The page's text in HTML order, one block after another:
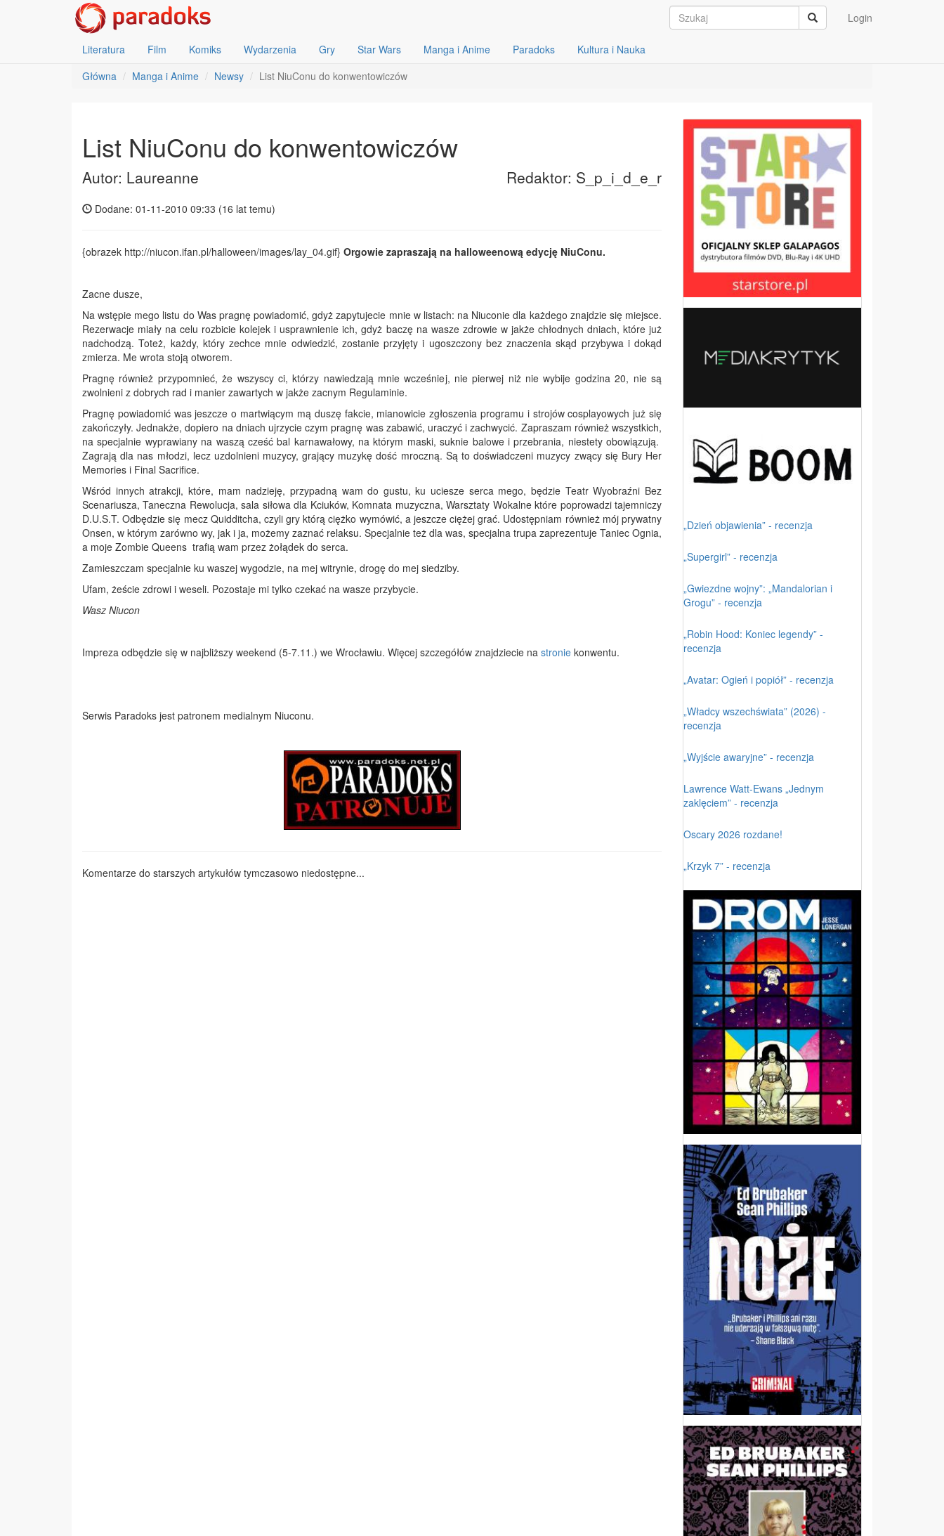
Login
Literatura Film Komiks Wydarzenia Gry Star Wars Manga i Anime Paradoks
Kultura i Nauka
Główna
Manga i Anime Newsy List NiuConu do konwentowiczów
List NiuConu do konwentowiczów
Autor: Laureanne Redaktor: S_p_i_d_e_r
Dodane: 01-11-2010 09:33 (16 lat temu)
{obrazek http://niucon.ifan.pl/halloween/images/lay_04.gif} Orgowie zapraszają na halloweenową edycję NiuConu.
Zacne dusze,
Na wstępie mego listu do Was pragnę powiadomić, gdyż zapytujecie mnie w listach: na Niuconie dla każdego znajdzie się miejsce.
Rezerwacje miały na celu rozbicie kolejek i usprawnienie ich, gdyż baczę na wasze zdrowie w jakże chłodnych dniach, które już
nadchodzą. Toteż, każdy, który zechce mnie odwiedzić, zostanie przyjęty i ugoszczony bez znaczenia skąd przybywa i dokąd
zmierza. Me wrota stoją otworem.
Pragnę również przypomnieć, że wszyscy ci, którzy nawiedzają mnie wcześniej, nie pierwej niż nie wybije godzina 20, nie są
zwolnieni z dobrych rad i manier zawartych w jakże zacnym Regulaminie.
Pragnę powiadomić was jeszcze o martwiącym mą duszę fakcie, mianowicie zgłoszenia programu i strojów cosplayowych już się
zakończyły. Jednakże, dopiero na dniach ujrzycie czym pragnę was zabawić, uraczyć i zachwycić. Zapraszam również wszystkich,
na specjalnie wyprawiany na waszą cześć bal karnawałowy, na którym maski, suknie balowe i przebrania, niestety obowiązują.
Zagrają dla nas młodzi, lecz uzdolnieni muzycy, grający muzykę dość mroczną. Są to doświadczeni muzycy zwący się Bury Her
Memories i Final Sacrifice.
Wśród innych atrakcji, które, mam nadzieję, przypadną wam do gustu, ku uciesze serca mego, będzie Teatr Wyobraźni Bez
Scenariusza, Taneczna Rewolucja, sala siłowa dla Kciuków, Komnata muzyczna, Warsztaty Wokalne które poprowadzi tajemniczy
D.U.S.T. Odbędzie się mecz Quidditcha, czyli gry którą ciężko wymówić, a jeszcze ciężej grać. Udostępniam również mój prywatny
Onsen, w którym zarówno wy, jak i ja, możemy zaznać relaksu. Specjalnie też dla was, specjalna trupa zaprezentuje Taniec Ognia,
a moje Zombie Queens trafią wam przez żołądek do serca.
Zamieszczam specjalnie ku waszej wygodzie, na mej witrynie, drogę do mej siedziby.
Ufam, żeście zdrowi i weseli. Pozostaje mi tylko czekać na wasze przybycie.
Wasz Niucon
Impreza odbędzie się w najbliższy weekend (5-7.11.) we Wrocławiu. Więcej szczegółów znajdziecie na stronie konwentu.
Serwis Paradoks jest patronem medialnym Niuconu.
Komentarze do starszych artykułów tymczasowo niedostępne...
„Dzień objawienia” - recenzja
„Supergirl” - recenzja
„Gwiezdne wojny”: „Mandalorian i
Grogu” - recenzja
„Robin Hood: Koniec legendy” -
recenzja
„Avatar: Ogień i popiół” - recenzja
„Władcy wszechświata” (2026) -
recenzja
„Wyjście awaryjne” - recenzja
Lawrence Watt-Ewans „Jednym
zaklęciem” - recenzja
Oscary 2026 rozdane!
„Krzyk 7” - recenzja